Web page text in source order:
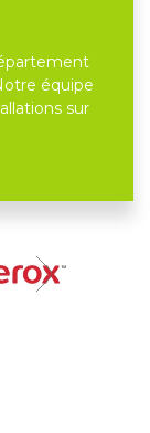
équipe
sur
est